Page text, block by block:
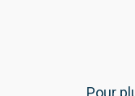
Pour